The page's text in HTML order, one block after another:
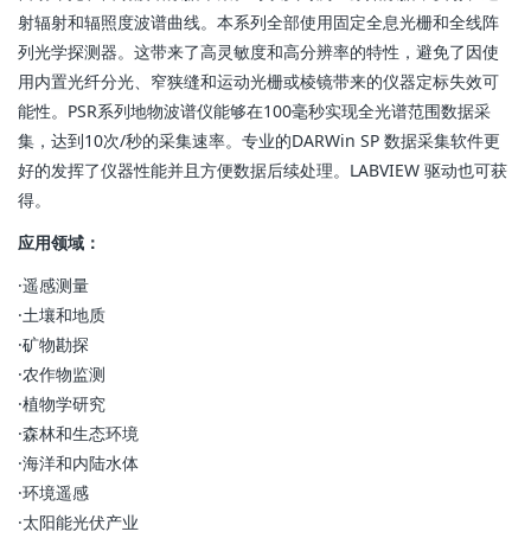
射辐射和辐照度波谱曲线。本系列全部使用固定全息光栅和全线阵
列光学探测器。这带来了高灵敏度和高分辨率的特性，避免了因使
用内置光纤分光、窄狭缝和运动光栅或棱镜带来的仪器定标失效可
能性。PSR系列地物波谱仪能够在100毫秒实现全光谱范围数据采
集，达到10次/秒的采集速率。专业的DARWin SP 数据采集软件更
好的发挥了仪器性能并且方便数据后续处理。LABVIEW 驱动也可获
得。
应用领域：
·遥感测量
·土壤和地质
·矿物勘探
·农作物监测
·植物学研究
·森林和生态环境
·海洋和内陆水体
·环境遥感
·太阳能光伏产业